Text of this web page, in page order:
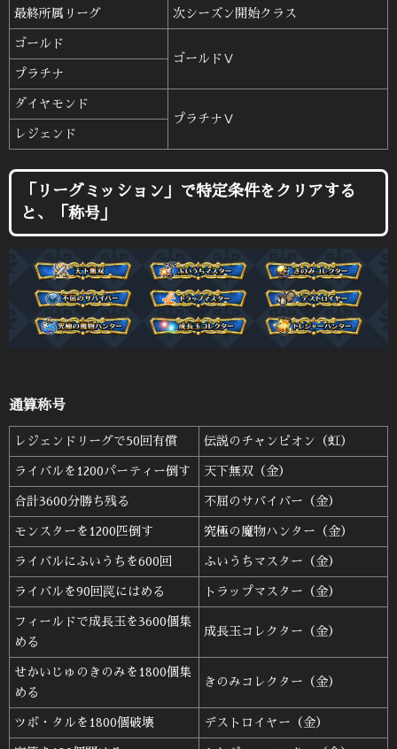
最終所属リーグ 次シーズン開始クラス
ゴールド
ゴールドⅤ
プラチナ
ダイヤモンド
プラチナⅤ
レジェンド
「リーグミッション」で特定条件をクリアする
と、「称号」
通算称号
レジェンドリーグで50回有償 伝説のチャンピオン（虹）
ライバルを1200パーティー倒す 天下無双（金）
合計3600分勝ち残る 不屈のサバイバー（金）
モンスターを1200匹倒す 究極の魔物ハンター（金）
ライバルにふいうちを600回 ふいうちマスター（金）
ライバルを90回罠にはめる トラップマスター（金）
フィールドで成長玉を3600個集
める
成長玉コレクター（金）
せかいじゅのきのみを1800個集
める
きのみコレクター（金）
ツボ・タルを1800個破壊 デストロイヤー（金）